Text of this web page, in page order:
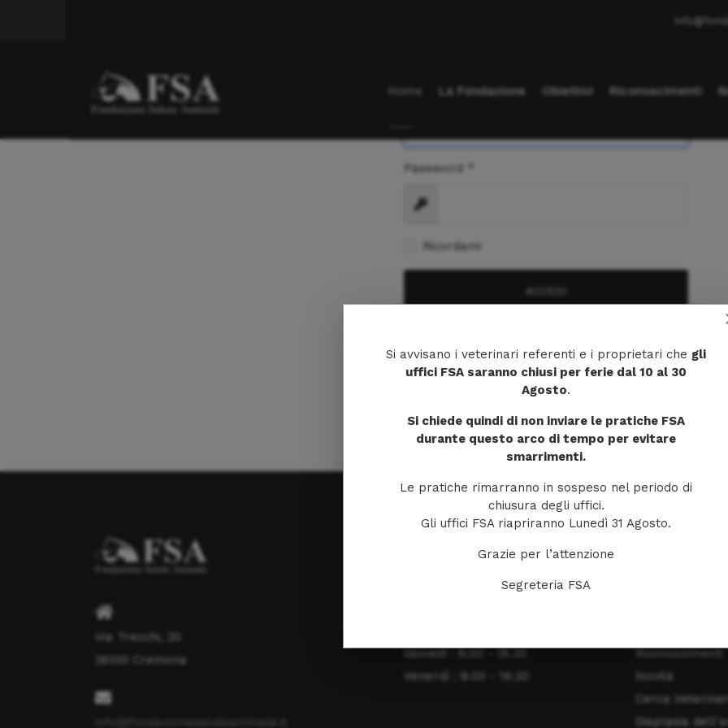
Home La Fondazione Obiettivi Riconoscimenti
Nome utente*
Password *
Mostra
Ricordami
ACCEDI
Hai dimenticato il tuo nome utente?
Via Trecchi, 20
26100 Cremona
Lunedì: 8.00 - 16.30
Giovedì : 8.00 - 16.30
Venerdì : 8.00 - 16.30
Riconoscimenti
Novità
Cerca
Displasia
Si avvisano i veterinari referenti e i proprietari che gli
uffici FSA saranno chiusi per ferie dal 10 al 30
Agosto.
Si chiede quindi di non inviare le pratiche FSA
durante questo arco di tempo per evitare
smarrimenti.
Le pratiche rimarranno in sospeso nel periodo di
chiusura degli uffici.
Gli uffici FSA riapriranno Lunedì 31 Agosto.
Grazie per l’attenzione
Segreteria FSA